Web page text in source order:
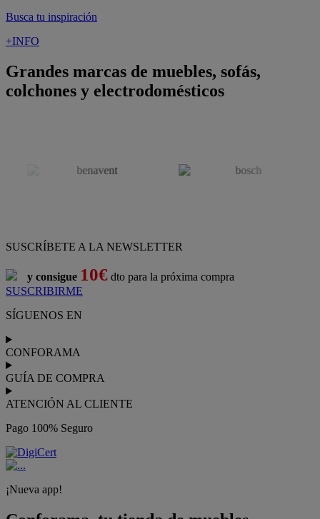
Busca tu inspiración
+INFO
Grandes marcas de muebles, sofás,
colchones y electrodomésticos
SUSCRÍBETE A LA NEWSLETTER
y consigue 10€ dto para la próxima compra
SUSCRIBIRME
SÍGUENOS EN
CONFORAMA
GUÍA DE COMPRA
ATENCIÓN AL CLIENTE
Pago 100% Seguro
¡Nueva app!